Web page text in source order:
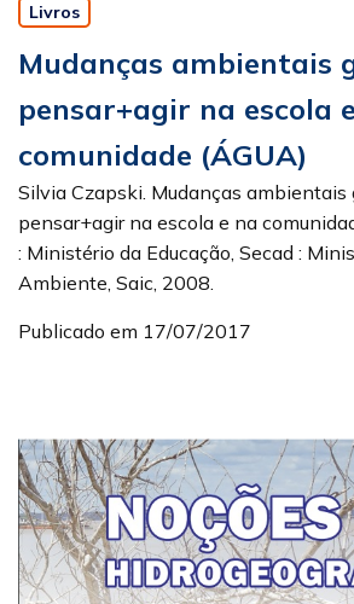
Livros
Mudanças ambientais
pensar+agir na escola
comunidade (ÁGUA)
Silvia Czapski. Mudanças ambientais
pensar+agir na escola e na
: Ministério da Educação, Secad :
Ambiente, Saic, 2008.
Publicado em 17/07/2017